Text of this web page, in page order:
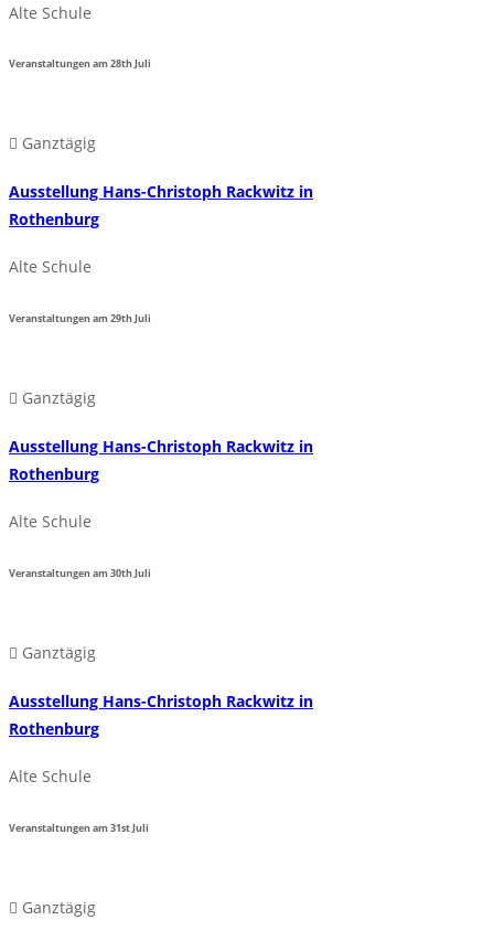
Alte Schule
Veranstaltungen am28thJuli
Ganztägig
Ausstellung Hans-Christoph Rackwitz in
Rothenburg
Alte Schule
Veranstaltungen am29thJuli
Ganztägig
Ausstellung Hans-Christoph Rackwitz in
Rothenburg
Alte Schule
Veranstaltungen am30thJuli
Ganztägig
Ausstellung Hans-Christoph Rackwitz in
Rothenburg
Alte Schule
Veranstaltungen am31stJuli
Ganztägig